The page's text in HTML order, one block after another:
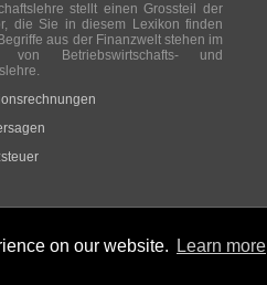
on our website. Learn more
stellt einen Grossteil der
die Sie in diesem Lexikon finden
aus der Finanzwelt stehen im
von Betriebswirtschafts- und